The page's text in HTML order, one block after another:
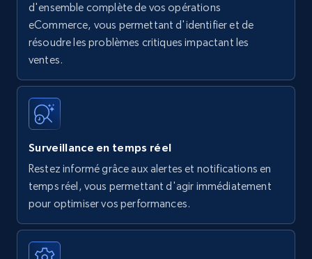
d'ensemble complète de vos opérations
eCommerce, vous permettant d'identifier et de
résoudre les problèmes critiques impactant les
ventes.
Surveillance en temps réel
Restez informé grâce aux alertes et notifications en
temps réel, vous permettant d'agir immédiatement
pour optimiser vos performances.